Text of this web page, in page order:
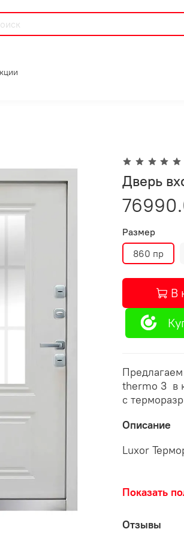
Дверь
Размер
860 пр
В
thermo 3 в
с
Описание
Luxor
Внешнее
Показать
Отзывы